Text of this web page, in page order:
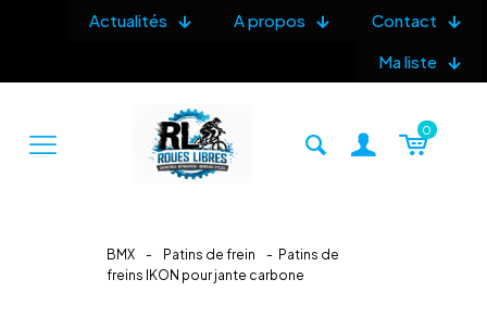
Actualités A propos
Contact
Ma liste
0
BMX - Patins de frein - Patins de
freins IKON pour jante carbone